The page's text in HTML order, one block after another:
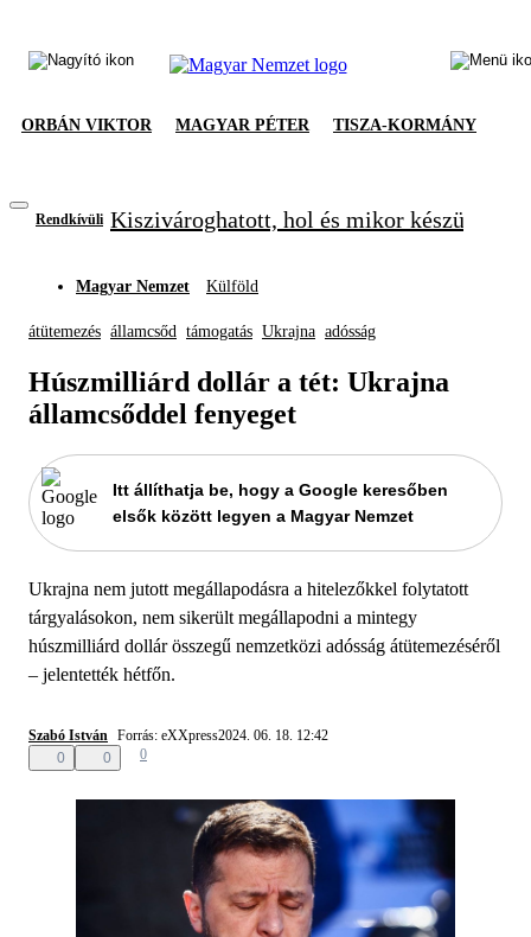
ORBÁN VIKTOR MAGYAR PÉTER TISZA-KORMÁNY
Rendkívüli Kiszivároghatott, hol és mikor készül
Magyar Nemzet Külföld
átütemezés államcsőd támogatás Ukrajna adósság
Húszmilliárd dollár a tét: Ukrajna
államcsőddel fenyeget
Itt állíthatja be, hogy a Google keresőben
elsők között legyen a Magyar Nemzet
Ukrajna nem jutott megállapodásra a hitelezőkkel folytatott
tárgyalásokon, nem sikerült megállapodni a mintegy
húszmilliárd dollár összegű nemzetközi adósság átütemezéséről
– jelentették hétfőn.
Szabó István Forrás: eXXpress2024. 06. 18. 12:42
0
0 0